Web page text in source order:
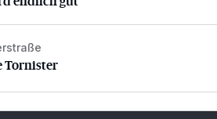
Tornister